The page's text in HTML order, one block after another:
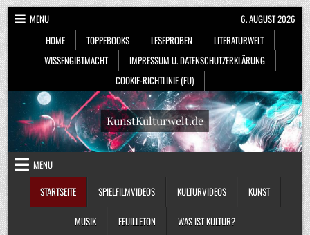
Skip
to
content
MENU
HOME
TOPPEBOOKS LESEPROBEN
LITERATURWELT
WISSENGIBTMACHT
IMPRESSUM U. DATENSCHUTZERKLÄRUNG
COOKIE-RICHTLINIE (EU)
6. AUGUST 2026
KunstKulturwelt.de
MENU
STARTSEITE
SPIELFILMVIDEOS KULTURVIDEOS KUNST
MUSIK FEUILLETON WAS IST KULTUR?